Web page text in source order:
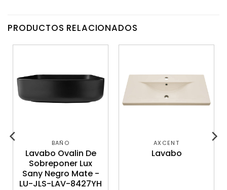
PRODUCTOS RELACIONADOS
BAÑO
Lavabo Ovalin De
Sobreponer Lux
Sany Negro Mate -
LU-JLS-LAV-8427YH
AXCENT
Lavabo